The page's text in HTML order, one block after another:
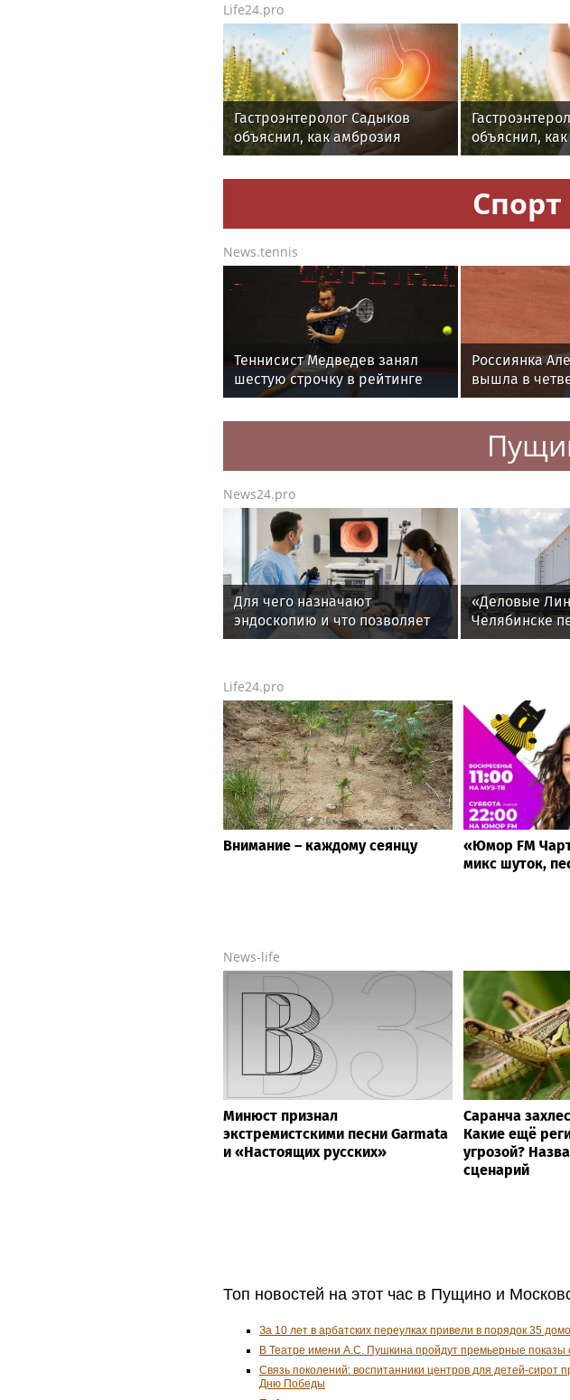
Life24.pro
Гастроэнтеролог Садыков
объяснил, как амброзия
может влиять на ЖКТ
объяснил,
может
Спорт
News.tennis
Теннисист Медведев занял
шестую строчку в рейтинге
ATP
Россиянка
вышла в
"тысячника" в
News24.pro
Для чего назначают
эндоскопию и что позволяет
обнаружить исследование?
«Деловые
Челябинске
новый адрес
Life24.pro
Внимание – каждому сеянцу
«Юмор FM
микс шуток,
News-life
Минюст признал
экстремистскими песни Garmata
и «Настоящих русских»
Саранча
Какие ещё
угрозой?
сценарий
Топ новостей на этот час в Пущино и
За 10 лет в арбатских переулках привели в порядок 35
В Театре имени А.С. Пушкина пройдут премьерные показы
Связь поколений: воспитанники центров для детей-сирот
Дню Победы